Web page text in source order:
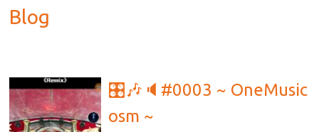
Blog
🎛🎶🔈#0003 ~ OneMusic
osm ~